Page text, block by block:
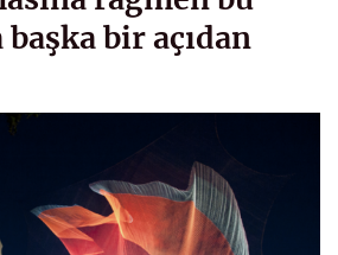
bir açıdan